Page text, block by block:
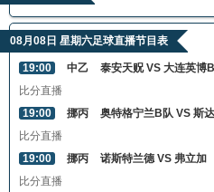
08月08日 星期六足球直播节目表
19:00 中乙
泰安天贶 VS 大连英博
比分直播
19:00
挪丙
奥特格宁兰B队 VS 斯
比分直播
19:00
挪丙
诺斯特兰德 VS 弗立加
比分直播